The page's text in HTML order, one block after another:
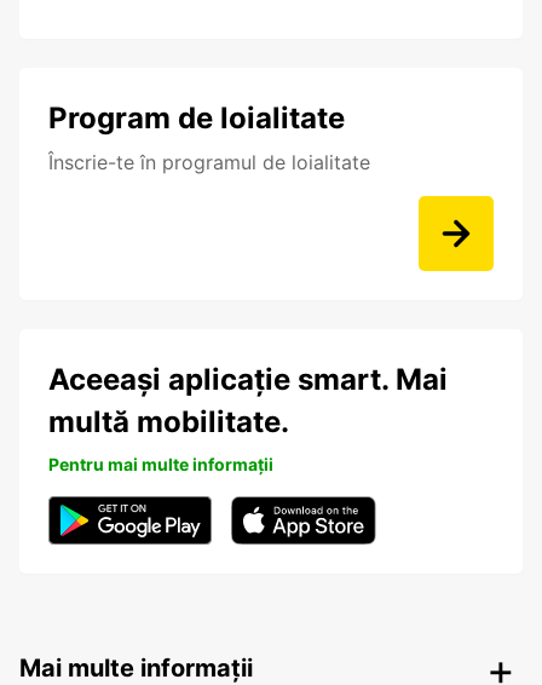
Program de loialitate
Înscrie-te în programul de loialitate
Aceeași aplicație smart. Mai
multă mobilitate.
Pentru mai multe informații
Mai multe informații